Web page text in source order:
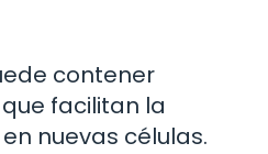
contener
facilitan la
nuevas células.